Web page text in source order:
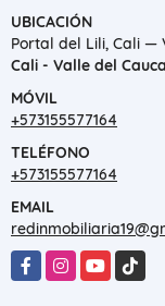
UBICACIÓN
Portal del Lili, Cali —
Cali - Valle del
MÓVIL
+573155577164
TELÉFONO
+573155577164
EMAIL
FacebookInstagramYouTubeTikTok